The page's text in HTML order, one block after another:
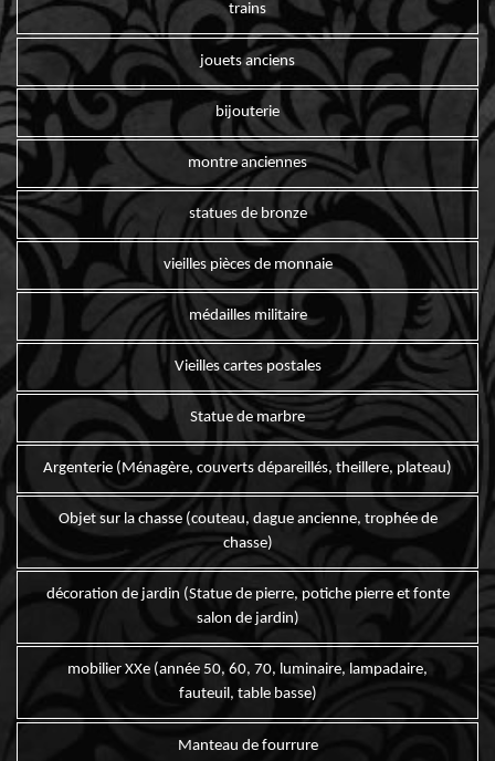
trains
jouets anciens
bijouterie
montre anciennes
statues de bronze
vieilles pièces de monnaie
médailles militaire
Vieilles cartes postales
Statue de marbre
Argenterie (Ménagère, couverts dépareillés, theillere, plateau)
Objet sur la chasse (couteau, dague ancienne, trophée de
chasse)
décoration de jardin (Statue de pierre, potiche pierre et fonte
salon de jardin)
mobilier XXe (année 50, 60, 70, luminaire, lampadaire,
fauteuil, table basse)
Manteau de fourrure